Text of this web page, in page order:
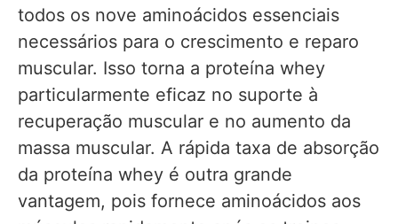
todos os nove aminoácidos essenciais
necessários para o crescimento e reparo
muscular. Isso torna a proteína whey
particularmente eficaz no suporte à
recuperação muscular e no aumento da
massa muscular. A rápida taxa de absorção
da proteína whey é outra grande
vantagem, pois fornece aminoácidos aos